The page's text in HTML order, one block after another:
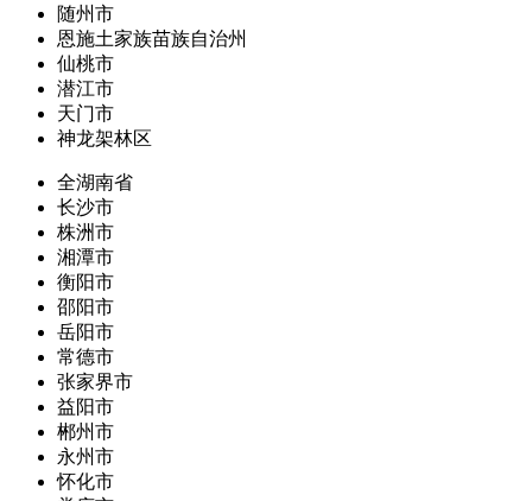
随州市
恩施土家族苗族自治州
仙桃市
潜江市
天门市
神龙架林区
全湖南省
长沙市
株洲市
湘潭市
衡阳市
邵阳市
岳阳市
常德市
张家界市
益阳市
郴州市
永州市
怀化市